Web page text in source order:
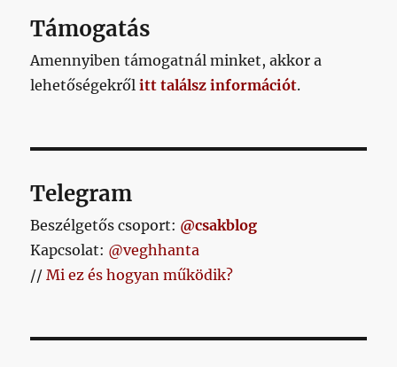
Támogatás
Amennyiben támogatnál minket, akkor a
lehetőségekrőlitt találsz információt.
Telegram
Beszélgetős csoport: @csakblog
Kapcsolat: @veghhanta
//Mi ez és hogyan működik?